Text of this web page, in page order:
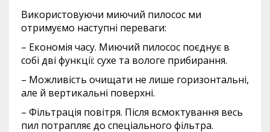
Використовуючи миючий пилосос ми
отримуємо наступні переваги:
– Економія часу. Миючий пилосос поєднує в
собі дві функції: сухе та вологе прибирання.
– Можливість очищати не лише горизонтальні,
але й вертикальні поверхні.
– Фільтрація повітря. Після всмоктування весь
пил потрапляє до спеціального фільтра.